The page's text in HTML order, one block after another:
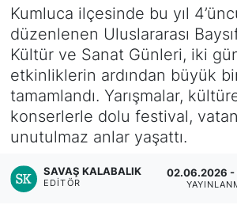
Kumluca ilçesinde bu yıl
düzenlenen Uluslararası
Kültür ve Sanat Günleri, iki
etkinliklerin ardından büyük
tamamlandı. Yarışmalar,
konserlerle dolu festival,
unutulmaz anlar yaşattı.
SAVAŞ KALABALIK
EDITÖR
02.06.2026 -
EKONOMİ
Haber Arşivi